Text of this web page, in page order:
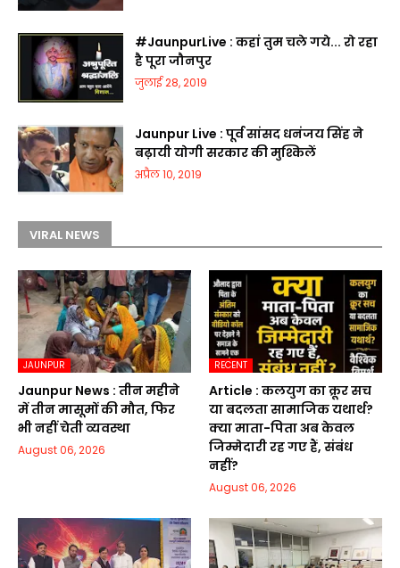
#JaunpurLive : कहां तुम चले गये... रो रहा
है पूरा जौनपुर
जुलाई 28, 2019
Jaunpur Live : पूर्व सांसद धनंजय सिंह ने
बढ़ायी योगी सरकार की मुश्किलें
अप्रैल 10, 2019
VIRAL NEWS
JAUNPUR
Jaunpur News : तीन महीने
में तीन मासूमों की मौत, फिर
भी नहीं चेती व्यवस्था
August 06, 2026
RECENT
Article : कलयुग का क्रूर सच
या बदलता सामाजिक यथार्थ?
क्या माता-पिता अब केवल
जिम्मेदारी रह गए हैं, संबंध
नहीं?
August 06, 2026